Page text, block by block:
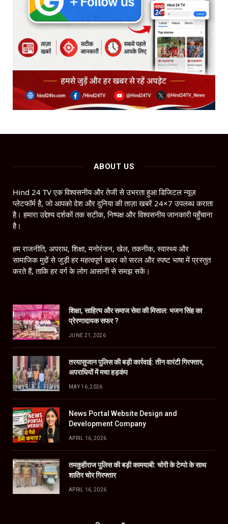
ABOUT US
Hind 24 TV एक विश्वसनीय और तेजी से उभरता हुआ डिजिटल न्यूज़
प्लेटफॉर्म है, जो आपको देश और दुनिया की ताज़ा खबरें 24×7 उपलब्ध कराता
है। हमारा उद्देश्य दर्शकों तक सटीक, निष्पक्ष और विश्वसनीय जानकारी पहुँचाना
है।
हम राजनीति, अपराध, शिक्षा, मनोरंजन, खेल, तकनीक, स्वास्थ्य और
सामाजिक मुद्दों से जुड़ी हर महत्वपूर्ण खबर को सरल और स्पष्ट भाषा में प्रस्तुत
करते हैं, ताकि हर वर्ग के लोग आसानी से समझ सकें।
शिक्षा, साहित्य और समाज सेवा की मिसाल: भजन सिंह का
प्रेरणादायक सफर ?
JUNE 21, 2026
तरयासुजान पुलिस की बड़ी कार्रवाई: तीन वारंटी गिरफ्तार,
अपराधियों में मचा हड़कंप
MAY 16, 2026
News Portal Website Design and
Development Company
APRIL 16, 2026
तमकुहीराज पुलिस की बड़ी कामयाबी: चोरी के टेम्पो के साथ
शातिर चोर गिरफ्तार
APRIL 16, 2026